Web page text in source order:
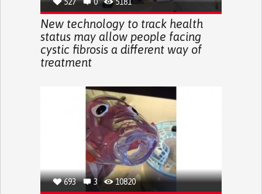
New technology to track health
status may allow people facing
cystic fibrosis a different way of
treatment
693 3 10820